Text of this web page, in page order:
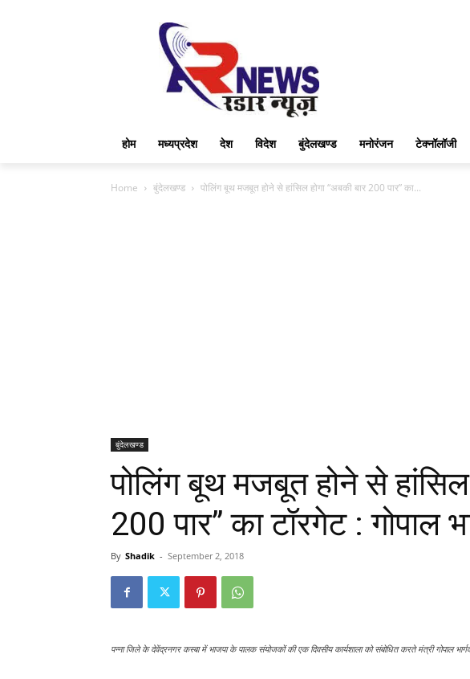
होम मध्यप्रदेश देश विदेश बुंदेलखण्ड मनोरंजन टेक्नॉलॉजी
Home बुंदेलखण्ड पोलिंग बूथ मजबूत होने से हांसिल होगा “अबकी बार 200 पार” का...
बुंदेलखण्ड
पोलिंग बूथ मजबूत होने से हांसिल
200 पार” का टॉरगेट : गोपाल
By Shadik - September 2, 2018
पन्ना जिले के देवेंद्रनगर कस्बा में भाजपा के पालक संयोजकों की एक दिवसीय कार्यशाला को संबोधित करते मंत्री गोपाल